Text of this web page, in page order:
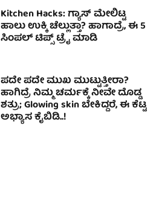
Kitchen Hacks: ಗ್ಯಾಸ್ ಮೇಲಿಟ್ಟ
ಹಾಲು ಉಕ್ಕಿ ಚೆಲ್ಲುತ್ತಾ? ಹಾಗಾದ್ರೆ, ಈ 5
ಸಿಂಪಲ್ ಟಿಪ್ಸ್ ಟ್ರೈ ಮಾಡಿ
ಪದೇ ಪದೇ ಮುಖ ಮುಟ್ಟುತ್ತೀರಾ?
ಹಾಗಿದ್ರೆ ನಿಮ್ಮ ಚರ್ಮಕ್ಕೆ ನೀವೇ ದೊಡ್ಡ
ಶತ್ರು; Glowing skin ಬೇಕಿದ್ದರೆ, ಈ ಕೆಟ್ಟ
ಅಭ್ಯಾಸ ಕೈಬಿಡಿ..!